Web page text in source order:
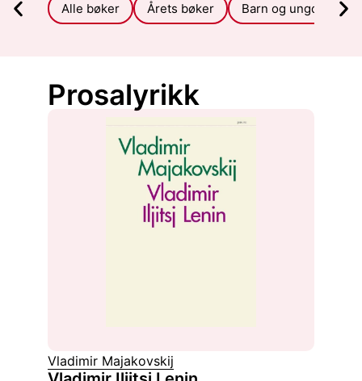
Alle bøker Årets bøker Barn og ungdom
Prosalyrikk
Vladimir Majakovskij